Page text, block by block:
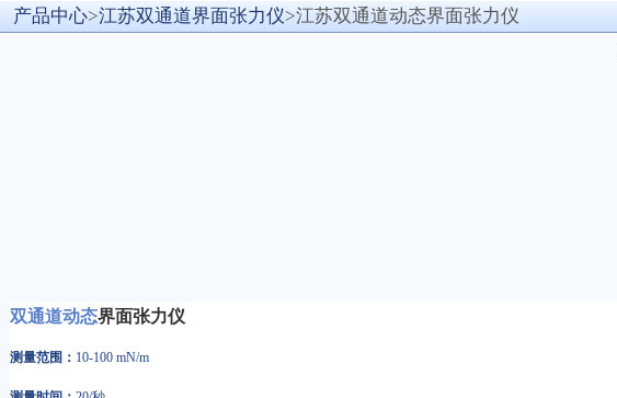
产品中心>江苏双通道界面张力仪>江苏双通道动态界面张力仪
双通道动态界面张力仪
测量范围： 10-100 mN/m